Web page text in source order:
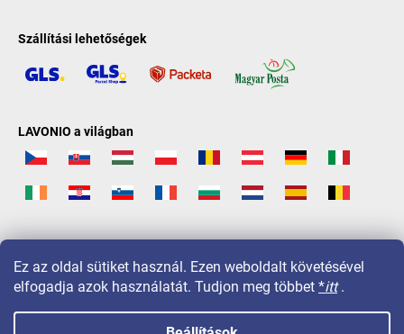
Ez az oldal sütiket használ. Ezen weboldalt követésével
elfogadja azok használatát. Tudjon meg többet *itt.
Szállítási lehetőségek
LAVONIO a világban